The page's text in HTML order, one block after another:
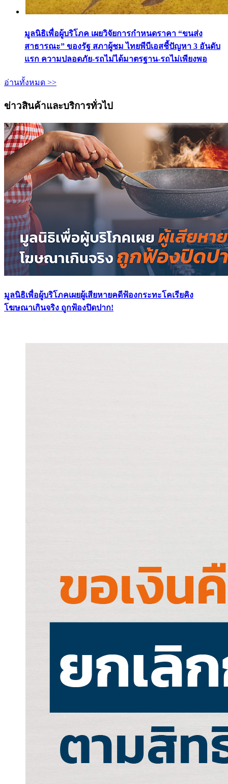
มูลนิธิเพื่อผู้บริโภค เผยวิจัยการกำหนดราคา “ขนส่ง
สาธารณะ” ของรัฐ สภาผู้ชม ไทยพีบีเอสชี้ปัญหา 3 อันดับ
แรก ความปลอดภัย-รถไม่ได้มาตรฐาน-รถไม่เพียงพอ
อ่านทั้งหมด >>
ข่าวสินค้าและบริการทั่วไป
มูลนิธิเพื่อผู้บริโภคเผยผู้เสียหายคดีฟ้องกระทะโคเรียคิง
โฆษณาเกินจริง ถูกฟ้องปิดปาก!